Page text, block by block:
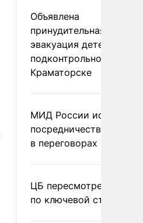
Объявлена
принудительная
эвакуация детей в
подконтрольном Киеву
Краматорске
МИД России исключил
посредничество
в переговорах по
ЦБ пересмотрел
по ключевой ставке